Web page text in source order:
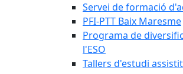
Servei de formació
PFI-PTT Baix Maresme
Programa de
l'ESO
Tallers d'estudi assistit